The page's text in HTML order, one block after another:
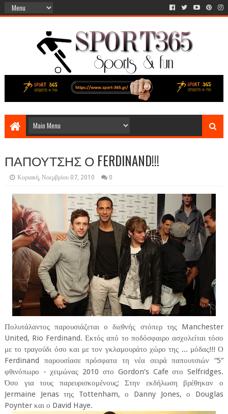
ΠΑΠΟΥΤΣΗΣ Ο FERDINAND!!!
Κυριακή, Νοεμβρίου 07, 2010 0
Πολυτάλαντος παρουσιάζεται ο διεθνής στόπερ της Manchester
United, Rio Ferdinand. Εκτός από το ποδόσφαιρο ασχολείται τόσο
με το τραγούδι όσο και με τον γκλαμουράτο χώρο της ... μόδας!!! Ο
Ferdinand παρουσίασε πρόσφατα τη νέα σειρά παπουτσιών “5”
φθινόπωρο - χειμώνας 2010 στο Gordon’s Cafe στο Selfridges.
Όσο για τους παρευρισκομένους; Στην εκδήλωση βρέθηκαν ο
Jermaine Jenas της Tottenham, ο Danny Jones, ο Douglas
Poynter και ο David Haye.